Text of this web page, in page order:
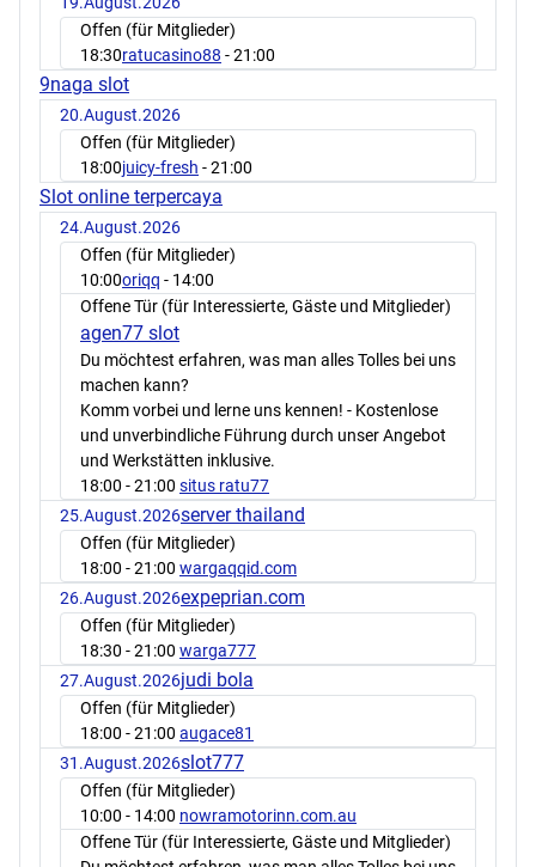
Offen (für Mitglieder)
18:30ratucasino88 - 21:00
9naga slot
20.August.2026
Offen (für Mitglieder)
18:00juicy-fresh - 21:00
Slot online terpercaya
24.August.2026
Offen (für Mitglieder)
10:00oriqq - 14:00
Offene Tür (für Interessierte, Gäste und Mitglieder)
agen77 slot
Du möchtest erfahren, was man alles Tolles bei uns
machen kann?
Komm vorbei und lerne uns kennen! - Kostenlose
und unverbindliche Führung durch unser Angebot
und Werkstätten inklusive.
18:00 - 21:00 situs ratu77
25.August.2026server thailand
Offen (für Mitglieder)
18:00 - 21:00 wargaqqid.com
26.August.2026expeprian.com
Offen (für Mitglieder)
18:30 - 21:00 warga777
27.August.2026judi bola
Offen (für Mitglieder)
18:00 - 21:00 augace81
31.August.2026slot777
Offen (für Mitglieder)
10:00 - 14:00 nowramotorinn.com.au
Offene Tür (für Interessierte, Gäste und Mitglieder)